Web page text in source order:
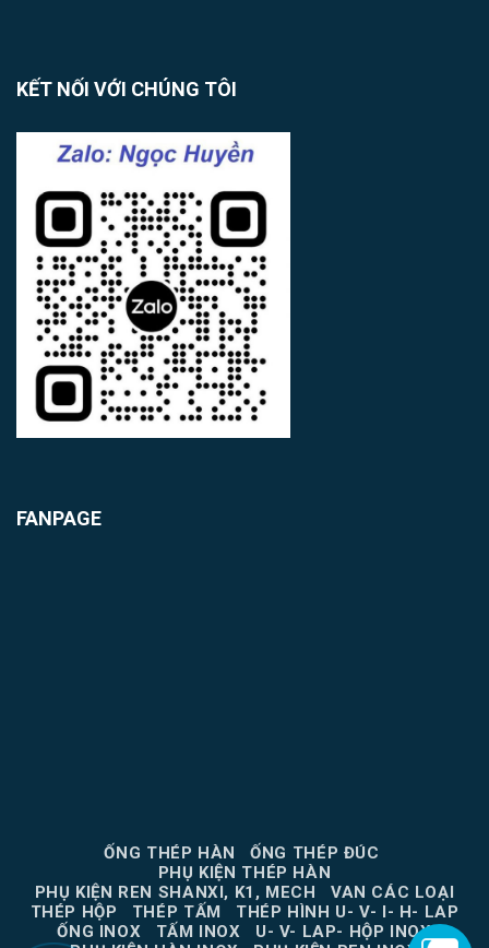
KẾT NỐI VỚI CHÚNG TÔI
FANPAGE
ỐNG THÉP HÀN
ỐNG THÉP ĐÚC
PHỤ KIỆN THÉP HÀN
PHỤ KIỆN REN SHANXI, K1, MECH
VAN CÁC LOẠI
THÉP HỘP
THÉP TẤM
THÉP HÌNH U- V- I- H- LAP
ỐNG INOX
TẤM INOX
U- V- LAP- HỘP INOX